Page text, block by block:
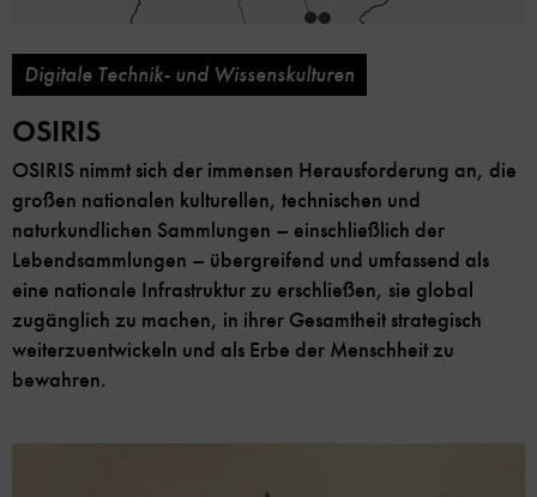
Digitale Technik- und Wissenskulturen
OSIRIS
OSIRIS nimmt sich der immensen Herausforderung an, die
großen nationalen kulturellen, technischen und
naturkundlichen Sammlungen – einschließlich der
Lebendsammlungen – übergreifend und umfassend als
eine nationale Infrastruktur zu erschließen, sie global
zugänglich zu machen, in ihrer Gesamtheit strategisch
weiterzuentwickeln und als Erbe der Menschheit zu
bewahren.